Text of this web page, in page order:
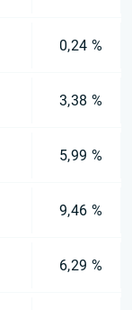
0,24 %
3,38 %
5,99 %
9,46 %
6,29 %